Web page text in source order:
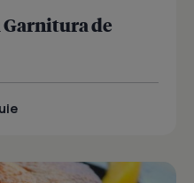
Garnitura de